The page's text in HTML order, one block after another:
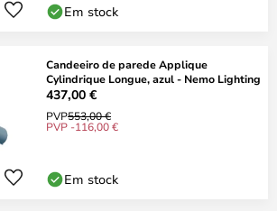
Em stock
Candeeiro de parede Applique
Cylindrique Longue, azul - Nemo Lighting
437,00 €
PVP553,00 €
PVP -116,00 €
Em stock